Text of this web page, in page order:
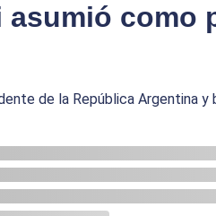
asumió como
de la República Argentina